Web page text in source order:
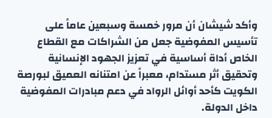
وأكد شيشان أن مرور خمسة وسبعين عاماً على
تأسيس المفوضية جعل من الشراكات مع القطاع
الخاص أداة أساسية في تعزيز الجهود الإنسانية
وتحقيق أثر مستدام، معبراً عن امتنانه العميق لبورصة
الكويت كأحد أوائل الرواد في دعم مبادرات المفوضية
داخل الدولة.